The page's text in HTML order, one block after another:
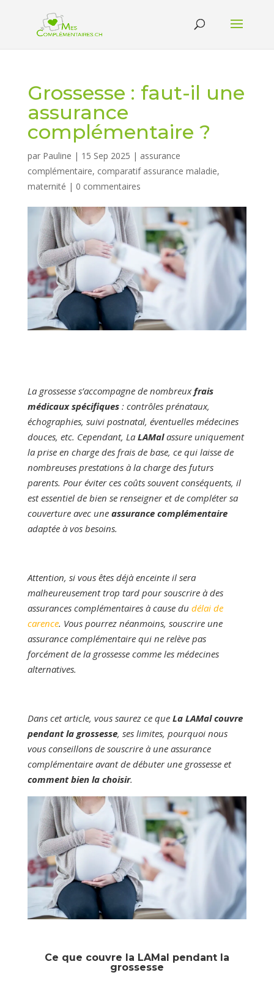
Grossesse : faut-il une
assurance
complémentaire ?
par Pauline | 15 Sep 2025 | assurance
complémentaire, comparatif assurance maladie,
maternité | 0 commentaires
La grossesse s’accompagne de nombreuxfrais
médicaux spécifiques: contrôles prénataux,
échographies, suivi postnatal, éventuelles médecines
douces, etc. Cependant, La LAMalassure uniquement
la prise en charge des frais de base, ce qui laisse de
nombreuses prestations à la charge des futurs
parents. Pour éviter ces coûts souvent conséquents, il
est essentiel de bien se renseigner et de compléter sa
couverture avec une assurance complémentaire
adaptée à vos besoins.
Attention, si vous êtes déjà enceinte il sera
malheureusement trop tard pour souscrire à des
assurances complémentaires à cause du délai de
carence. Vous pourrez néanmoins, souscrire une
assurance complémentaire qui ne relève pas
forcément de la grossesse comme les médecines
alternatives.
Dans cet article, vous saurez ce que La LAMal couvre
pendant la grossesse, ses limites, pourquoi nous
vous conseillons de souscrire à une assurance
complémentaire avant de débuter une grossesse et
comment bien la choisir.
Ce que couvre la LAMal pendant la
grossesse